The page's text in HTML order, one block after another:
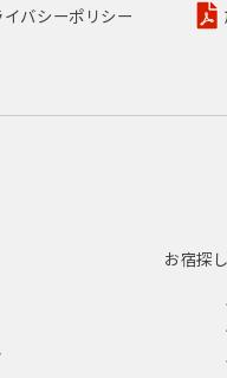
イバシーポリシー
お宿探